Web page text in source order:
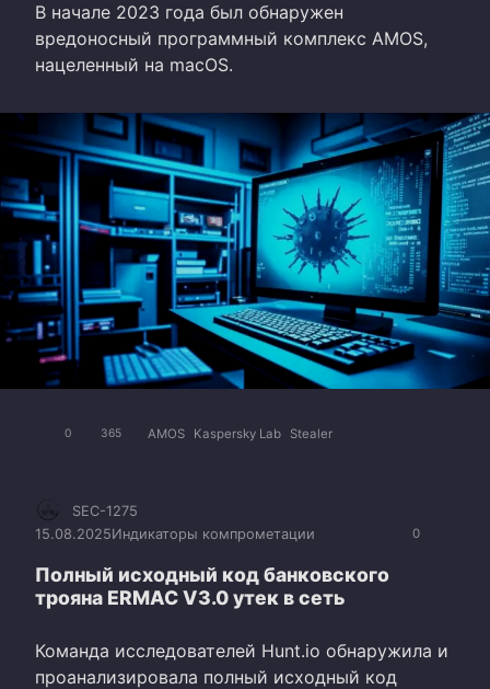
В начале 2023 года был обнаружен
вредоносный программный комплекс AMOS,
нацеленный на macOS.
0 365 AMOS Kaspersky Lab Stealer
0
SEC-1275
15.08.2025Индикаторы компрометации
Полный исходный код банковского
трояна ERMAC V3.0 утек в сеть
Команда исследователей Hunt.io обнаружила и
проанализировала полный исходный код